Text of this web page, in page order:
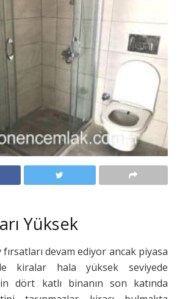
Yüksek
devam ediyor ancak piyasa
kiralar hala yüksek seviyede
dört katlı binanın son katında